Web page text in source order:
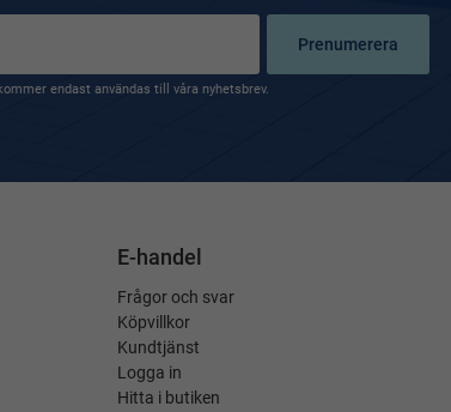
Prenumerera
endast användas till våra nyhetsbrev.
E-handel
Frågor och svar
Köpvillkor
Kundtjänst
Logga in
Hitta i butiken